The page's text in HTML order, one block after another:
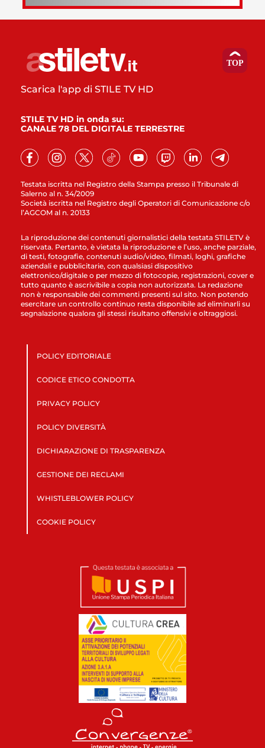
Testata iscritta nel Registro della Stampa presso il Tribunale di
Salerno al n. 34/2009
Società iscritta nel Registro degli Operatori di Comunicazione c/o
l’AGCOM al n. 20133
Scarica l'app di STILE TV HD
STILE TV HD in onda su:
CANALE 78 DEL DIGITALE TERRESTRE
La riproduzione dei contenuti giornalistici della testata STILETV è
riservata. Pertanto, è vietata la riproduzione e l’uso, anche parziale,
di testi, fotografie, contenuti audio/video, filmati, loghi, grafiche
aziendali e pubblicitarie, con qualsiasi dispositivo
elettronico/digitale o per mezzo di fotocopie, registrazioni, cover e
tutto quanto è ascrivibile a copia non autorizzata. La redazione
non è responsabile dei commenti presenti sul sito. Non potendo
esercitare un controllo continuo resta disponibile ad eliminarli su
segnalazione qualora gli stessi risultano offensivi e oltraggiosi.
POLICY EDITORIALE
CODICE ETICO CONDOTTA
PRIVACY POLICY
POLICY DIVERSITÀ
DICHIARAZIONE DI TRASPARENZA
GESTIONE DEI RECLAMI
WHISTLEBLOWER POLICY
COOKIE POLICY